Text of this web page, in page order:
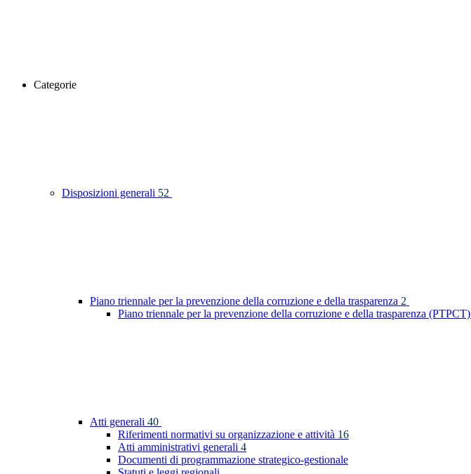
Categorie
Disposizioni generali 52
Piano triennale per la prevenzione della corruzione e della trasparenza 2
Piano triennale per la prevenzione della corruzione e della trasparenza (PTPCT)
Atti generali 40
Riferimenti normativi su organizzazione e attività 16
Atti amministrativi generali 4
Documenti di programmazione strategico-gestionale